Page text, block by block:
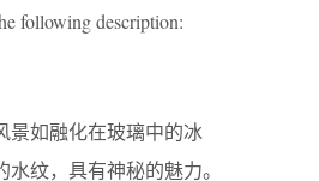
following description:
景如融化在玻璃中的冰
纹，具有神秘的魅力。